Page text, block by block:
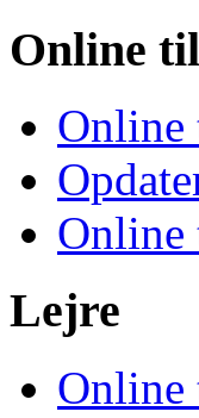
Online
Online
Online
Lejre